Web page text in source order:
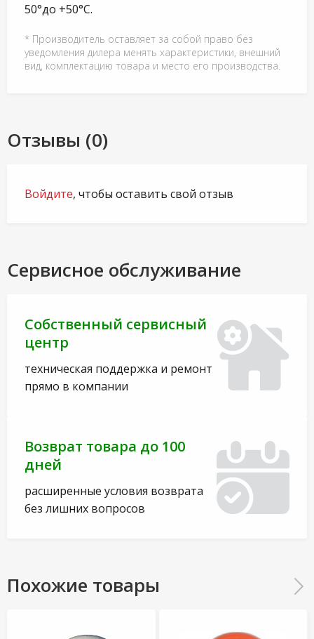
50°до +50°С.
* Производитель оставляет за собой право без
уведомления дилера менять характеристики, внешний
вид, комплектацию товара и место его производства.
Отзывы (0)
Войдите, чтобы оставить свой отзыв
Сервисное обслуживание
Собственный сервисный
центр
техническая поддержка и ремонт
прямо в компании
Возврат товара до 100
дней
расширенные условия возврата
без лишних вопросов
Похожие товары